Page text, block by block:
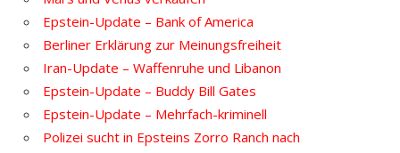
Epstein-Update – Bank of America
Berliner Erklärung zur Meinungsfreiheit
Iran-Update – Waffenruhe und Libanon
Epstein-Update – Buddy Bill Gates
Epstein-Update – Mehrfach-kriminell
Polizei sucht in Epsteins Zorro Ranch nach